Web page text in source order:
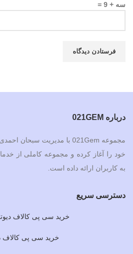
سه + 9 =
درباره 021GEM
خود را آغاز کرده و مجموعه کاملی از
به کاربران ارائه داده است.
دسترسی سریع
خرید سی پی کالاف
خرید سی پی کالاف